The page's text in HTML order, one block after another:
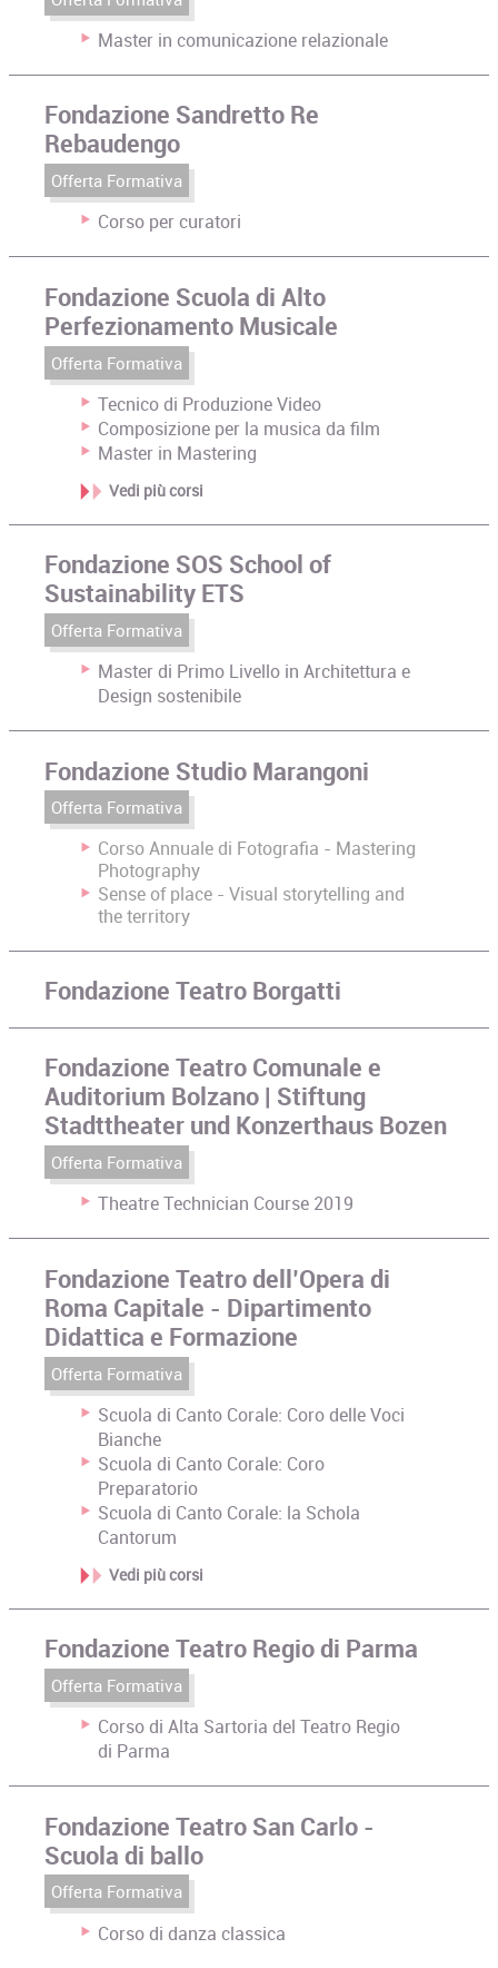
Master in comunicazione relazionale
Fondazione Sandretto Re
Rebaudengo
Offerta Formativa
Corso per curatori
Fondazione Scuola di Alto
Perfezionamento Musicale
Offerta Formativa
Tecnico di Produzione Video
Composizione per la musica da film
Master in Mastering
Vedi più corsi
Fondazione SOS School of
Sustainability ETS
Offerta Formativa
Master di Primo Livello in Architettura e
Design sostenibile
Fondazione Studio Marangoni
Offerta Formativa
Corso Annuale di Fotografia - Mastering
Photography
Sense of place - Visual storytelling and
the territory
Fondazione Teatro Borgatti
Fondazione Teatro Comunale e
Auditorium Bolzano | Stiftung
Stadttheater und Konzerthaus Bozen
Offerta Formativa
Theatre Technician Course 2019
Fondazione Teatro dell’Opera di
Roma Capitale - Dipartimento
Didattica e Formazione
Offerta Formativa
Scuola di Canto Corale: Coro delle Voci
Bianche
Scuola di Canto Corale: Coro
Preparatorio
Scuola di Canto Corale: la Schola
Cantorum
Vedi più corsi
Fondazione Teatro Regio di Parma
Offerta Formativa
Corso di Alta Sartoria del Teatro Regio
di Parma
Fondazione Teatro San Carlo -
Scuola di ballo
Offerta Formativa
Corso di danza classica